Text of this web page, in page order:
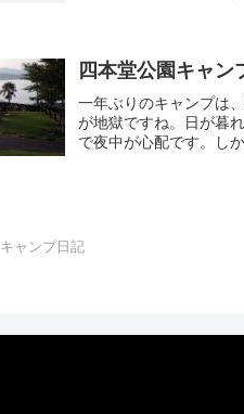
四本堂公園キャン
一年ぶりのキャンプは
が地獄ですね。日が暮
で夜中が心配です。し
キャンプ日記